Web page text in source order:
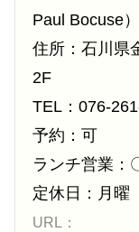
Paul Bocuse
住所：石川県
2F
TEL：076-
予約：可
ランチ営業：
定休日：月曜
URL：